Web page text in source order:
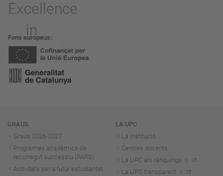
Fons europeus
Navegació
GRAUS
Graus 2026-2027
Programes acadèmics de
recorregut successiu (PARS)
Activitats per a futur estudiantat
LA UPC
La institució
Centres docents
La UPC als rànquings
La UPC transparent